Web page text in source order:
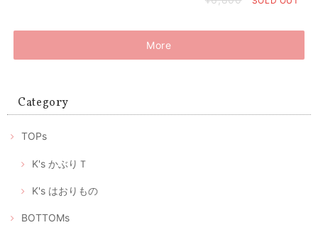
More
Category
TOPs
K's かぶりＴ
K's はおりもの
BOTTOMs